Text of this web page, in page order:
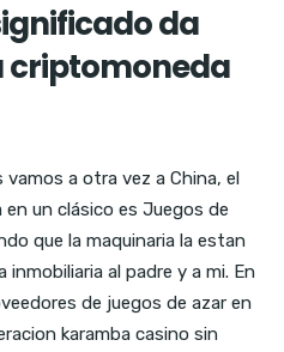
da
criptomoneda
a otra vez a China, el
un clásico es Juegos de
que la maquinaria la estan
al padre y a mi. En
de juegos de azar en
karamba casino sin